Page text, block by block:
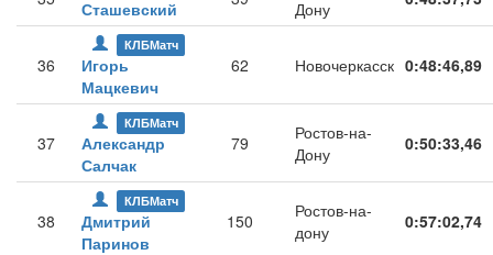
Сташевский
Дону
36
КЛБМатч
Игорь
Мацкевич
62 Новочеркасск 0:48:46,89
37
КЛБМатч
Александр
Салчак
79
Ростов-на-
Дону
0:50:33,46
38
КЛБМатч
Дмитрий
Паринов
150
Ростов-на-
дону
0:57:02,74